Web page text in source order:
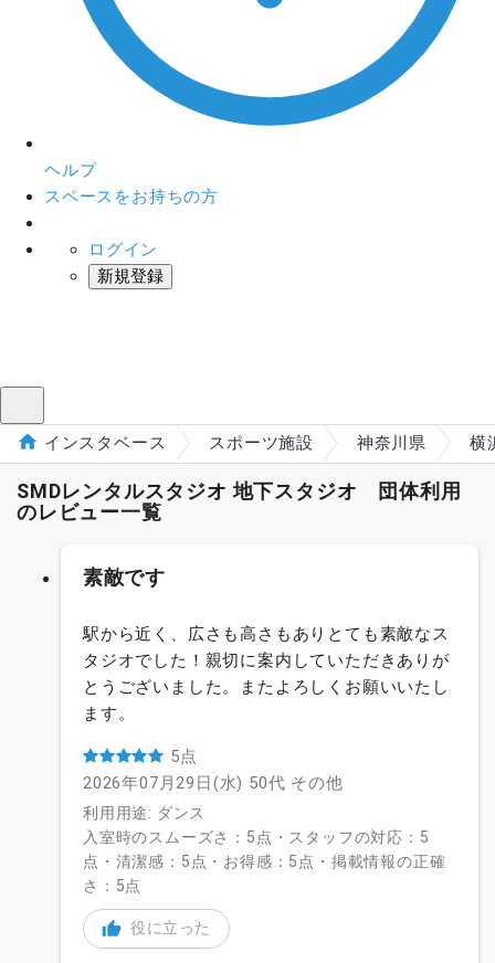
ヘルプ
スペースをお持ちの方
ログイン
新規登録
インスタベース スポーツ施設 神奈川県 横
SMDレンタルスタジオ 地下スタジオ 団体利用
のレビュー一覧
素敵です
駅から近く、広さも高さもありとても素敵なス
タジオでした！親切に案内していただきありが
とうございました。またよろしくお願いいたし
ます。
5点
2026年07月29日(水) 50代 その他
利用用途: ダンス
入室時のスムーズさ：5点・スタッフの対応：5
点・清潔感：5点・お得感：5点・掲載情報の正確
さ：5点
役に立った